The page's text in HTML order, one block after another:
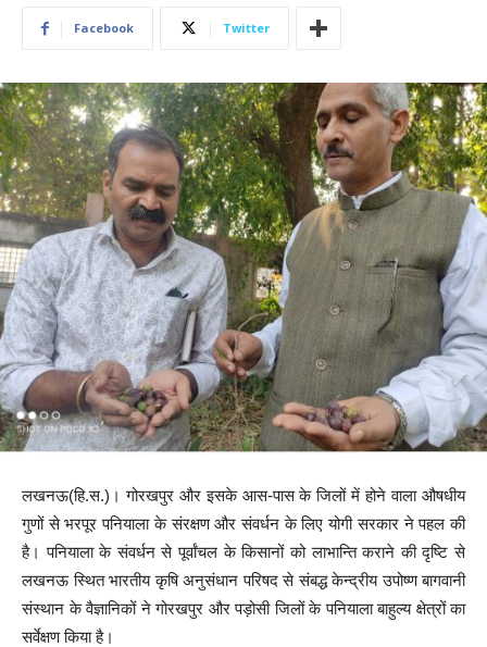
Facebook Twitter
लखनऊ(हि.स.)। गोरखपुर और इसके आस-पास के जिलों में होने वाला औषधीय
गुणों से भरपूर पनियाला के संरक्षण और संवर्धन के लिए योगी सरकार ने पहल की
है। पनियाला के संवर्धन से पूर्वांचल के किसानों को लाभान्ति कराने की दृष्टि से
लखनऊ स्थित भारतीय कृषि अनुसंधान परिषद से संबद्ध केन्द्रीय उपोष्ण बागवानी
संस्थान के वैज्ञानिकों ने गोरखपुर और पड़ोसी जिलों के पनियाला बाहुल्य क्षेत्रों का
सर्वेक्षण किया है।